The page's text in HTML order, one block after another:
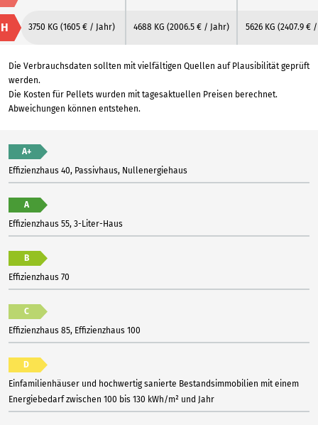
H 3750 KG (1605 € / Jahr) 4688 KG (2006.5 € / Jahr) 5626 KG (2407.9 €
Die Verbrauchsdaten sollten mit vielfältigen Quellen auf Plausibilität geprüft
werden.
Die Kosten für Pellets wurden mit tagesaktuellen Preisen berechnet.
Abweichungen können entstehen.
A+
Effizienzhaus 40, Passivhaus, Nullenergiehaus
A
Effizienzhaus 55, 3-Liter-Haus
B
Effizienzhaus 70
C
Effizienzhaus 85, Effizienzhaus 100
D
Einfamilienhäuser und hochwertig sanierte Bestandsimmobilien mit einem
Energiebedarf zwischen 100 bis 130 kWh/m² und Jahr